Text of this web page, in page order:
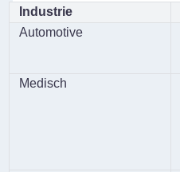
Industrie
Automotive
Medisch